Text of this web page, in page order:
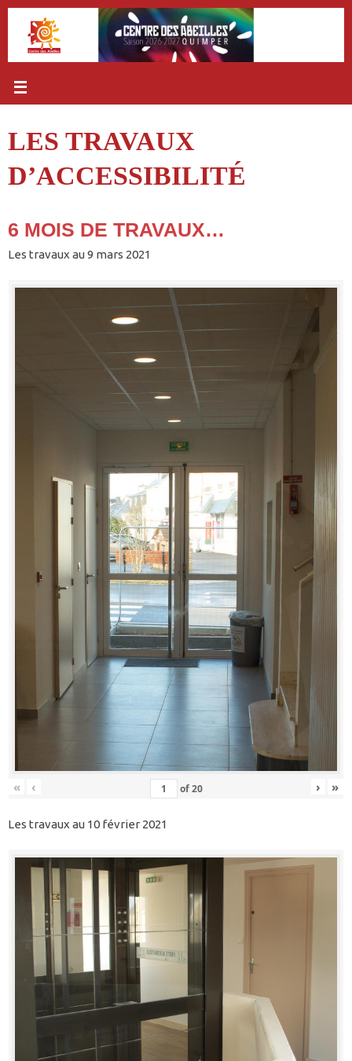
Passer
contenu
LES TRAVAUX
D’ACCESSIBILITÉ
6 MOIS DE TRAVAUX…
Les travaux au 9 mars 2021
« ‹ of20 › »
Les travaux au 10 février 2021